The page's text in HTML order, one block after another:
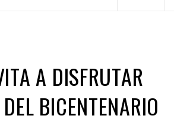
A DISFRUTAR
BICENTENARIO